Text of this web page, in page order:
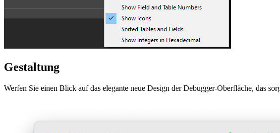
Gestaltung
Werfen Sie einen Blick auf das elegante neue Design der Debugger-Oberfläche, das